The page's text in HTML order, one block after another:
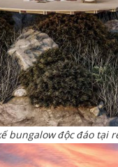
bungalow độc đáo tại